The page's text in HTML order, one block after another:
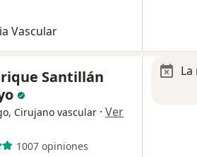
Vascular
Santillán
Cirujano vascular · Ver
1007 opiniones